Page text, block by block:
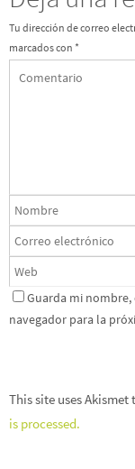
Tu dirección de correo
marcados con *
Guarda mi
navegador para la
This site uses Akismet
is processed.